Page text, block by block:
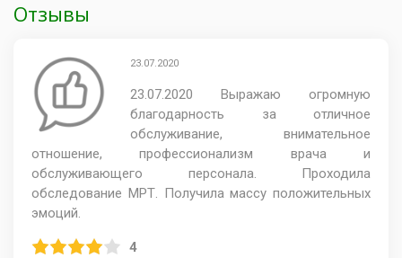
Отзывы
23.07.2020
23.07.2020 Выражаю огромную
благодарность за отличное
обслуживание, внимательное
отношение, профессионализм врача и
обслуживающего персонала. Проходила
обследование МРТ. Получила массу положительных
эмоций.
4